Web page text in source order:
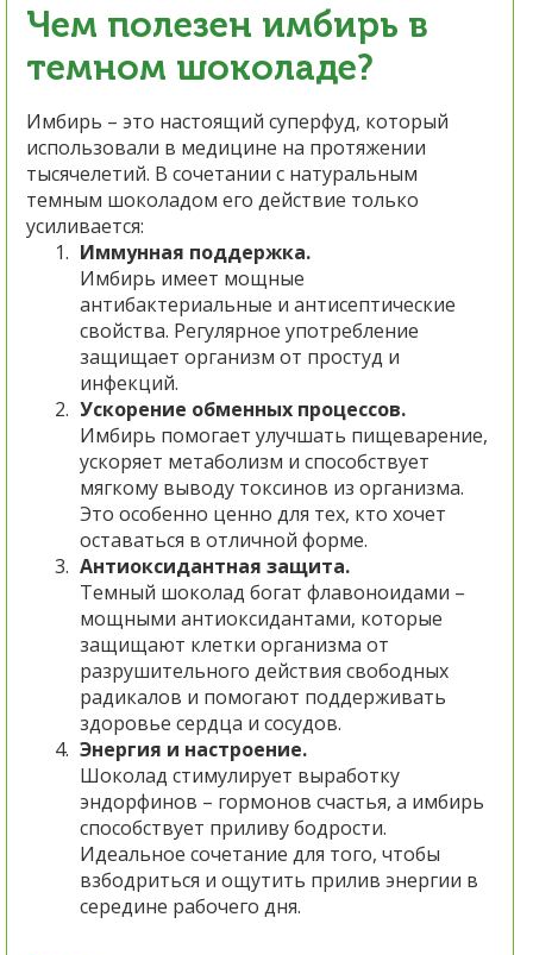
Чем полезен имбирь в
темном шоколаде?
Имбирь – это настоящий суперфуд, который
использовали в медицине на протяжении
тысячелетий. В сочетании с натуральным
темным шоколадом его действие только
усиливается:
Иммунная поддержка.
Имбирь имеет мощные
антибактериальные и антисептические
свойства. Регулярное употребление
защищает организм от простуд и
инфекций.
Ускорение обменных процессов.
Имбирь помогает улучшать пищеварение,
ускоряет метаболизм и способствует
мягкому выводу токсинов из организма.
Это особенно ценно для тех, кто хочет
оставаться в отличной форме.
Антиоксидантная защита.
Темный шоколад богат флавоноидами –
мощными антиоксидантами, которые
защищают клетки организма от
разрушительного действия свободных
радикалов и помогают поддерживать
здоровье сердца и сосудов.
Энергия и настроение.
Шоколад стимулирует выработку
эндорфинов – гормонов счастья, а имбирь
способствует приливу бодрости.
Идеальное сочетание для того, чтобы
взбодриться и ощутить прилив энергии в
середине рабочего дня.